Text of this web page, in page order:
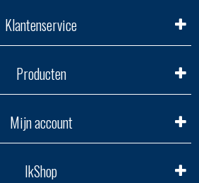
Klantenservice
Producten
Mijn account
IkShop